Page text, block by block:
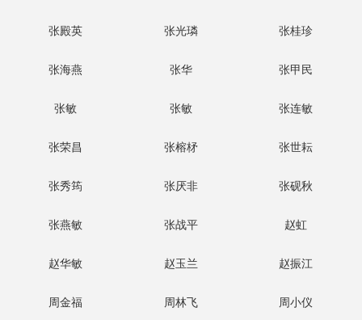
张殿英 张光璘 张桂珍
张海燕 张华 张甲民
张敏 张敏 张连敏
张荣昌 张榕柕 张世耘
张秀筠 张厌非 张砚秋
张燕敏 张战平 赵虹
赵华敏 赵玉兰 赵振江
周金福 周林飞 周小仪